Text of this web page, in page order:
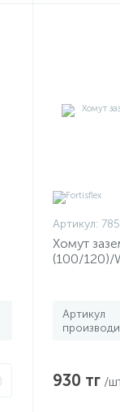
Артикул:
Хомут
(100/120)/
Артикул
930 тг /